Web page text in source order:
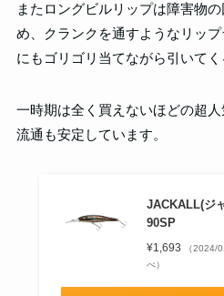
またロングビルリップは障害物
め、クランクを通すようなリッ
にもゴリゴリ当てながら引いてく
一時期は全く買えないほどの超
流通も安定しています。
JACKALL(ジ
90SP
¥1,693
（2024/
べ）